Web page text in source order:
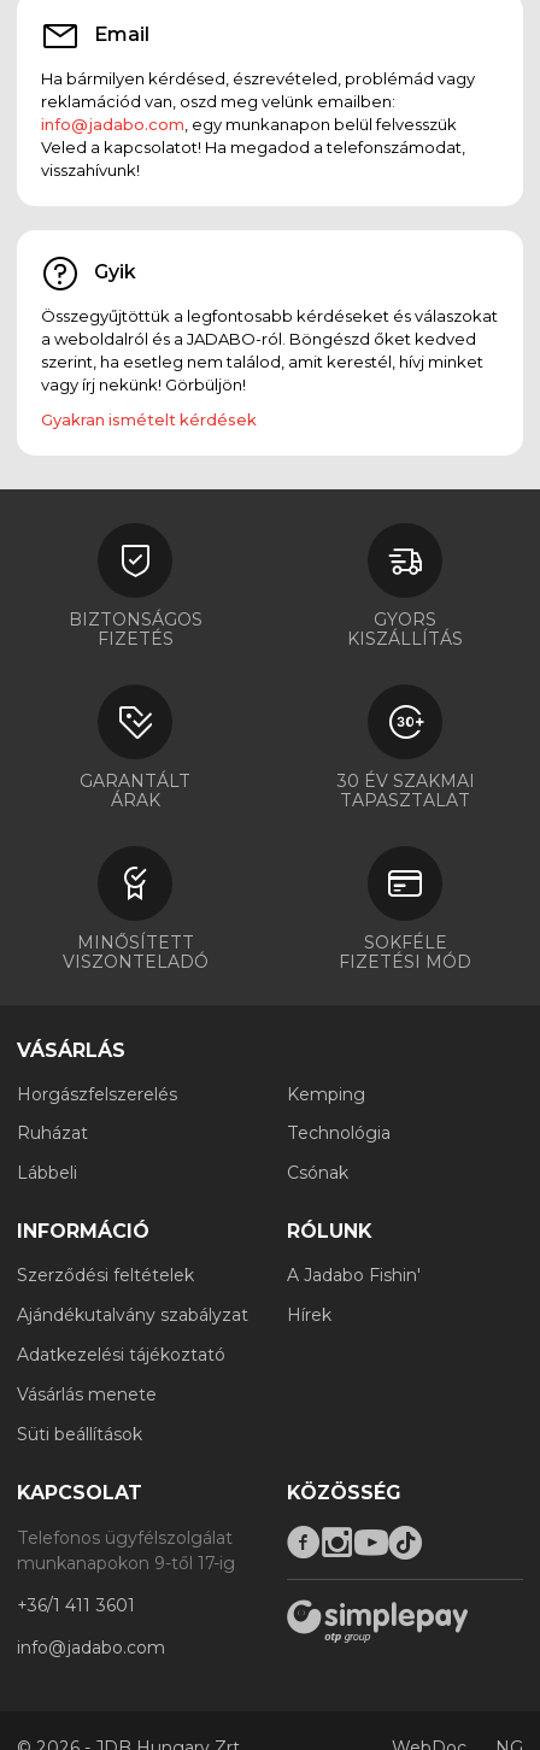
Email
Ha bármilyen kérdésed, észrevételed, problémád vagy
reklamációd van, oszd meg velünk emailben:
info@jadabo.com , egy munkanapon belül felvesszük
Veled a kapcsolatot! Ha megadod a telefonszámodat,
visszahívunk!
Gyik
Összegyűjtöttük a legfontosabb kérdéseket és válaszokat
a weboldalról és a JADABO-ról. Böngészd őket kedved
szerint, ha esetleg nem találod, amit kerestél, hívj minket
vagy írj nekünk! Görbüljön!
Gyakran ismételt kérdések
BIZTONSÁGOS
FIZETÉS
GYORS
KISZÁLLÍTÁS
GARANTÁLT
ÁRAK
30 ÉV SZAKMAI
TAPASZTALAT
MINŐSÍTETT
VISZONTELADÓ
SOKFÉLE
FIZETÉSI MÓD
VÁSÁRLÁS
Horgászfelszerelés
Ruházat
Lábbeli
Kemping
Technológia
Csónak
INFORMÁCIÓ
Szerződési feltételek
Ajándékutalvány szabályzat
Adatkezelési tájékoztató
Vásárlás menete
Süti beállítások
RÓLUNK
A Jadabo Fishin'
Hírek
KAPCSOLAT
Telefonos ügyfélszolgálat
munkanapokon 9-től 17-ig
+36/1 411 3601
info@jadabo.com
KÖZÖSSÉG